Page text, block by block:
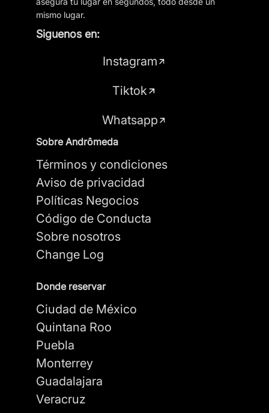
mismo lugar.
Siguenos en:
Instagram
Tiktok
Whatsapp
Sobre Andrômeda
Términos y condiciones
Aviso de privacidad
Políticas Negocios
Código de Conducta
Sobre nosotros
Change Log
Donde reservar
Ciudad de México
Quintana Roo
Puebla
Monterrey
Guadalajara
Veracruz